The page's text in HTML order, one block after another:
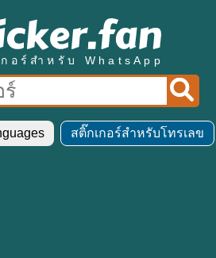
อร์สำหรับ WhatsApp
สติ๊กเกอร์สำหรับโทรเลข